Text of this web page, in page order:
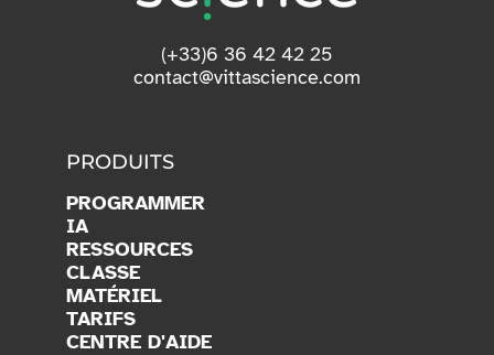
(+33)6 36 42 42 25
contact@vittascience.com
PRODUITS
PROGRAMMER
IA
RESSOURCES
CLASSE
MATÉRIEL
TARIFS
CENTRE D'AIDE